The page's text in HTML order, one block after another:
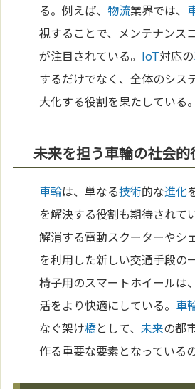
る。例えば、 物流業界では、
視することで、メンテナンス
が注目されている。 IoT対応の
するだけでなく、全体のシス
大化する役割を果たしている。
未来を担う車輪の社会的
車輪は、単なる技術的な進化
を解決する役割も期待されて
解消する電動スクーターやシ
を利用した新しい交通手段の
椅子用のスマートホイールは
活をより快適にしている。 車
なぐ架け橋として、未来の都
作る重要な要素となっている